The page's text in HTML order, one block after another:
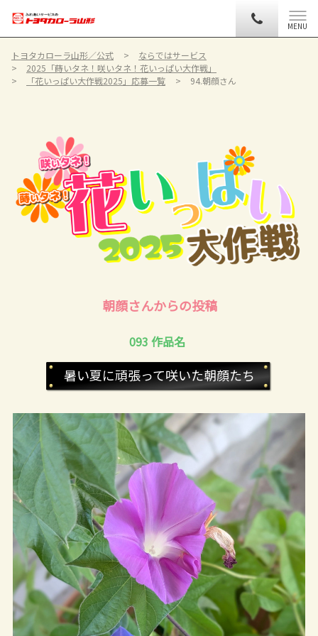
MENU
トヨタカローラ山形／公式
ならではサービス
2025「蒔いタネ！咲いタネ！花いっぱい大作戦」
「花いっぱい大作戦2025」応募一覧
94.朝顔さん
093 作品名
暑い夏に頑張って咲いた朝顔たち
朝顔さんからの投稿